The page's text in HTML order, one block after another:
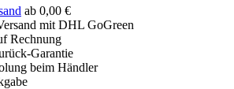
ab 0,00 €
mit DHL GoGreen
Rechnung
Garantie
beim Händler